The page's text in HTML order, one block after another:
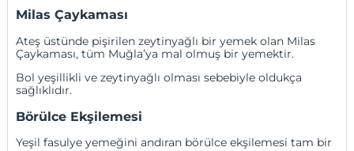
Milas Çaykaması
Ateş üstünde pişirilen zeytinyağlı bir yemek olan Milas
Çaykaması, tüm Muğla’ya mal olmuş bir yemektir.
Bol yeşillikli ve zeytinyağlı olması sebebiyle oldukça
sağlıklıdır.
Börülce Ekşilemesi
Yeşil fasulye yemeğini andıran börülce ekşilemesi tam bir